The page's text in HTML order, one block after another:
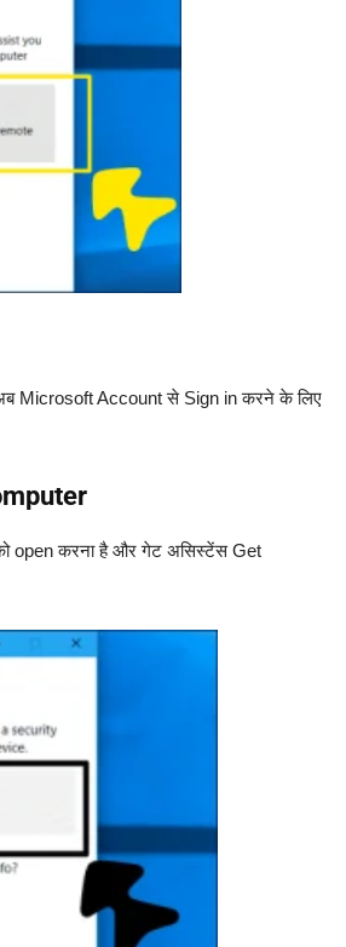
Microsoft Account से Sign in करने के लिए
open करना है और गेट असिस्टेंस Get